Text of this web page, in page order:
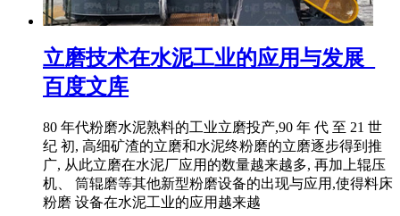
立磨技术在水泥工业的应用与发展_
百度文库
80 年代粉磨水泥熟料的工业立磨投产,90 年 代 至 21 世
纪 初, 高细矿渣的立磨和水泥终粉磨的立磨逐步得到推
广, 从此立磨在水泥厂应用的数量越来越多, 再加上辊压
机、 筒辊磨等其他新型粉磨设备的出现与应用,使得料床
粉磨 设备在水泥工业的应用越来越